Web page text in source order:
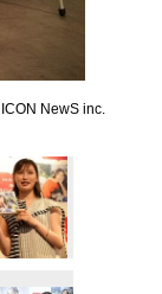
NewS inc.